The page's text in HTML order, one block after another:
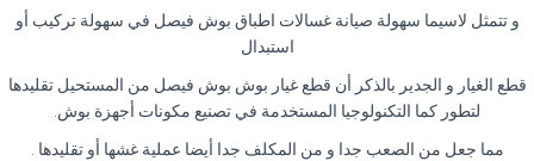
و تتمثل لاسيما سهولة صيانة غسالات اطباق بوش فيصل في سهولة تركيب أو
استبدال
قطع الغيار و الجدير بالذكر أن قطع غيار بوش بوش فيصل من المستحيل تقليدها
لتطور كما التكنولوجيا المستخدمة في تصنيع مكونات أجهزة بوش.
مما جعل من الصعب جدا و من المكلف جدا أيضا عملية غشها أو تقليدها .